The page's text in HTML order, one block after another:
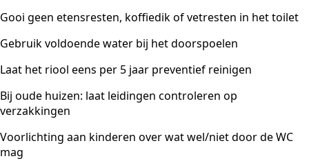
Gooi geen etensresten, koffiedik of vetresten in het toilet
Gebruik voldoende water bij het doorspoelen
Laat het riool eens per 5 jaar preventief reinigen
Bij oude huizen: laat leidingen controleren op
verzakkingen
Voorlichting aan kinderen over wat wel/niet door de WC
mag